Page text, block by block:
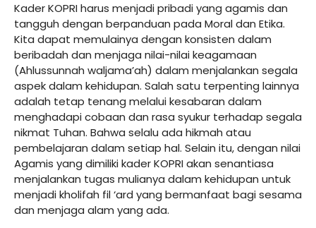
Kader KOPRI harus menjadi pribadi yang agamis dan
tangguh dengan berpanduan pada Moral dan Etika.
Kita dapat memulainya dengan konsisten dalam
beribadah dan menjaga nilai-nilai keagamaan
(Ahlussunnah waljama’ah) dalam menjalankan segala
aspek dalam kehidupan. Salah satu terpenting lainnya
adalah tetap tenang melalui kesabaran dalam
menghadapi cobaan dan rasa syukur terhadap segala
nikmat Tuhan. Bahwa selalu ada hikmah atau
pembelajaran dalam setiap hal. Selain itu, dengan nilai
Agamis yang dimiliki kader KOPRI akan senantiasa
menjalankan tugas mulianya dalam kehidupan untuk
menjadi kholifah fil ‘ard yang bermanfaat bagi sesama
dan menjaga alam yang ada.